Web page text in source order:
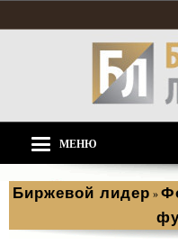
МЕНЮ
Биржевой лидер »